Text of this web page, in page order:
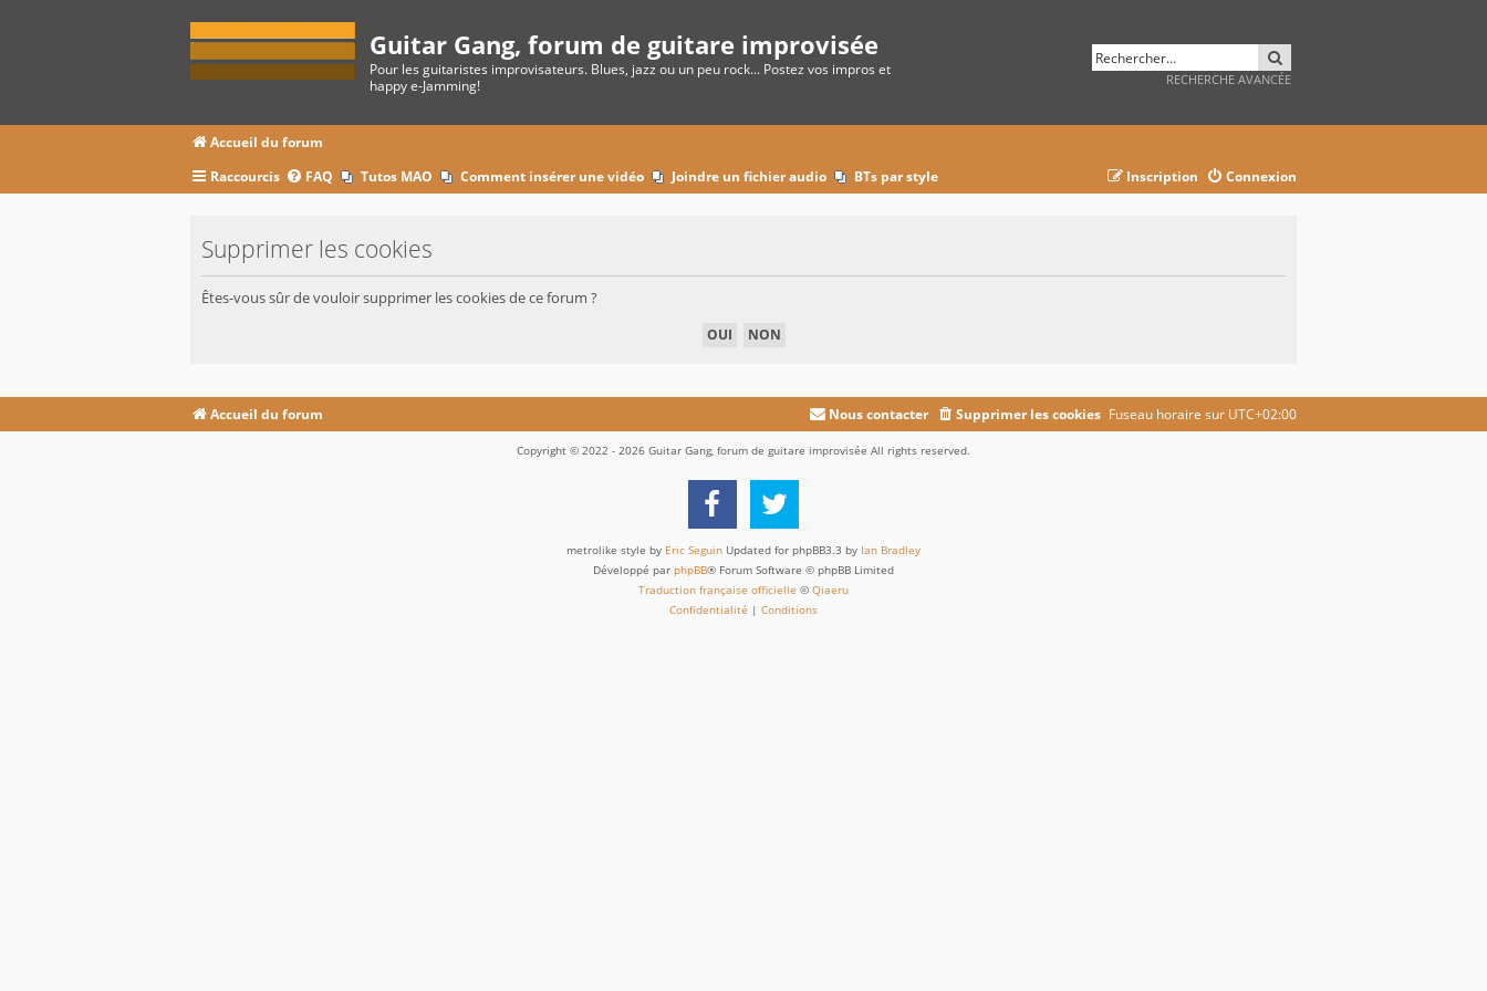
Guitar Gang, forum de guitare improvisée
Pour les guitaristes improvisateurs. Blues, jazz ou un peu rock... Postez vos impros et
happy e-Jamming!
RECHERCHE AVANCÉE
Accueil du forum
Raccourcis
FAQ Tutos MAO Comment insérer une vidéo Joindre un fichier audio BTs par style Connexion
Inscription
Supprimer les cookies
Êtes-vous sûr de vouloir supprimer les cookies de ce forum ?
Accueil du forum Fuseau horaire sur UTC+02:00
Supprimer les cookies
Nous contacter
Copyright © 2022 - 2026 Guitar Gang, forum de guitare improvisée All rights reserved.
metrolike style by Eric Seguin Updated for phpBB3.3 by Ian Bradley
Développé par phpBB® Forum Software © phpBB Limited
Traduction française officielle © Qiaeru
Confidentialité | Conditions